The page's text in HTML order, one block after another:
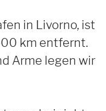
in Livorno, ist
km entfernt.
Arme legen wir